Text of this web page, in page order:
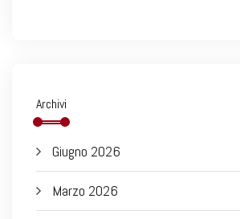
Archivi
Giugno 2026
Marzo 2026